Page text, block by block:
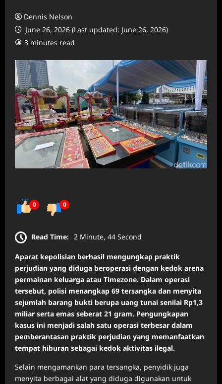
Dennis Nelson
June 26, 2026 (Last updated: June 26, 2026)
3 minutes read
0 0
Read Time: 2 Minute, 44 Second
Aparat kepolisian berhasil mengungkap praktik
perjudian yang diduga beroperasi dengan kedok arena
permainan keluarga atau Timezone. Dalam operasi
tersebut, polisi menangkap 69 tersangka dan menyita
sejumlah barang bukti berupa uang tunai senilai Rp1,3
miliar serta emas seberat 21 gram. Pengungkapan
kasus ini menjadi salah satu operasi terbesar dalam
pemberantasan praktik perjudian yang memanfaatkan
tempat hiburan sebagai kedok aktivitas ilegal.
Selain mengamankan para tersangka, penyidik juga
menyita berbagai alat yang diduga digunakan untuk